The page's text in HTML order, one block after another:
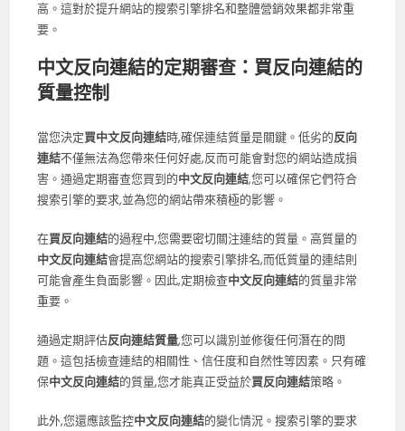
高。這對於提升網站的搜索引擎排名和整體營銷效果都非常重
要。
中文反向連結的定期審查：買反向連結的
質量控制
當您決定買中文反向連結時,確保連結質量是關鍵。低劣的反向
連結不僅無法為您帶來任何好處,反而可能會對您的網站造成損
害。通過定期審查您買到的中文反向連結,您可以確保它們符合
搜索引擎的要求,並為您的網站帶來積極的影響。
在買反向連結的過程中,您需要密切關注連結的質量。高質量的
中文反向連結會提高您網站的搜索引擎排名,而低質量的連結則
可能會產生負面影響。因此,定期檢查中文反向連結的質量非常
重要。
通過定期評估反向連結質量,您可以識別並修復任何潛在的問
題。這包括檢查連結的相關性、信任度和自然性等因素。只有確
保中文反向連結的質量,您才能真正受益於買反向連結策略。
此外,您還應該監控中文反向連結的變化情況。搜索引擎的要求